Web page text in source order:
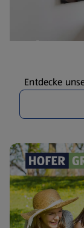
Entdecke